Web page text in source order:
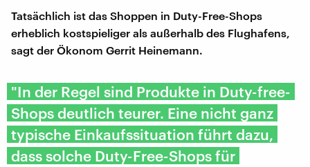
Tatsächlich ist das Shoppen in Duty-Free-Shops
erheblich kostspieliger als außerhalb des Flughafens,
sagt der Ökonom Gerrit Heinemann.
"In der Regel sind Produkte in Duty-free-
Shops deutlich teurer. Eine nicht ganz
typische Einkaufssituation führt dazu,
dass solche Duty-Free-Shops für